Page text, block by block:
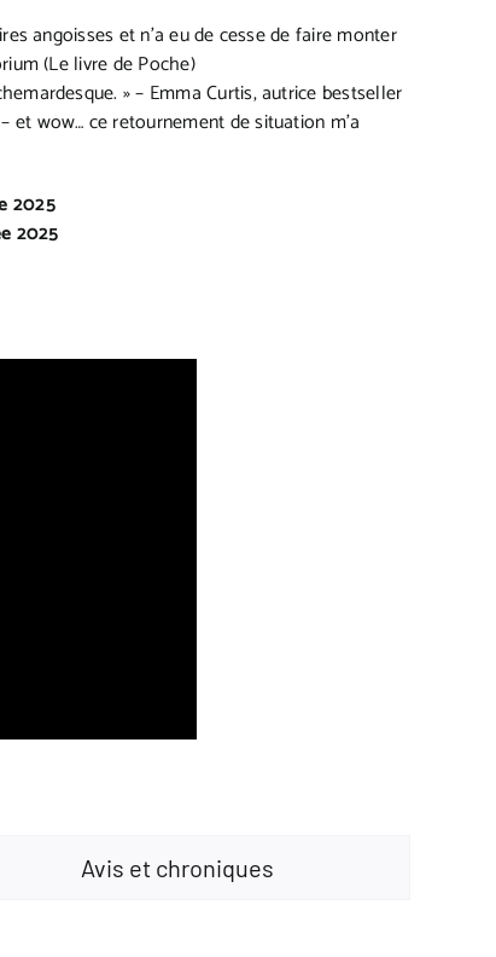
angoisses et n’a eu de cesse de faire monter
(Le livre de Poche)
» – Emma Curtis, autrice bestseller
wow… ce retournement de situation m’a
2025
2025
Avis et chroniques